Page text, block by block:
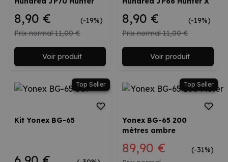
8,90 €
Prix normal 11,00 €
(-19%)
Voir produit
8,90 €
Prix normal 11,00 €
(-19%)
Voir produit
Top Seller
Kit Yonex BG-65
Top Seller
Yonex BG-65 200
mètres ambre
Prix spécial
89,90 € (-31%)